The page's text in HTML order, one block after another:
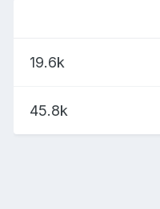
19.6k
45.8k